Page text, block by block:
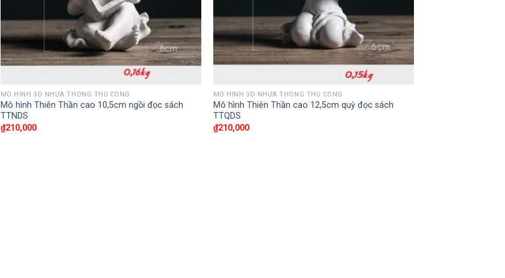
MÔ HÌNH 3D NHỰA THÔNG THỦ CÔNG
Mô hình Thiên Thần cao 10,5cm ngồi đọc sách
TTNDS
₫210,000
MÔ HÌNH 3D NHỰA THÔNG THỦ CÔNG
Mô hình Thiên Thần cao 12,5cm quỳ đọc sách
TTQDS
₫210,000